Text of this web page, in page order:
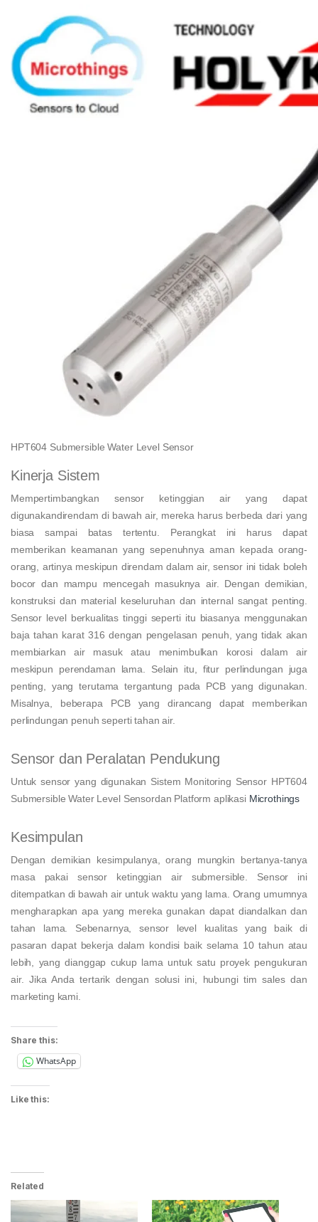
HPT604 Submersible Water Level Sensor
Kinerja Sistem
Mempertimbangkan sensor ketinggian air yang dapat
digunakandirendam di bawah air, mereka harus berbeda dari yang
biasa sampai batas tertentu. Perangkat ini harus dapat
memberikan keamanan yang sepenuhnya aman kepada orang-
orang, artinya meskipun direndam dalam air, sensor ini tidak boleh
bocor dan mampu mencegah masuknya air. Dengan demikian,
konstruksi dan material keseluruhan dan internal sangat penting.
Sensor level berkualitas tinggi seperti itu biasanya menggunakan
baja tahan karat 316 dengan pengelasan penuh, yang tidak akan
membiarkan air masuk atau menimbulkan korosi dalam air
meskipun perendaman lama. Selain itu, fitur perlindungan juga
penting, yang terutama tergantung pada PCB yang digunakan.
Misalnya, beberapa PCB yang dirancang dapat memberikan
perlindungan penuh seperti tahan air.
Sensor dan Peralatan Pendukung
Untuk sensor yang digunakan Sistem Monitoring Sensor HPT604
Submersible Water Level Sensordan Platform aplikasi Microthings
Kesimpulan
Dengan demikian kesimpulanya, orang mungkin bertanya-tanya
masa pakai sensor ketinggian air submersible. Sensor ini
ditempatkan di bawah air untuk waktu yang lama. Orang umumnya
mengharapkan apa yang mereka gunakan dapat diandalkan dan
tahan lama. Sebenarnya, sensor level kualitas yang baik di
pasaran dapat bekerja dalam kondisi baik selama 10 tahun atau
lebih, yang dianggap cukup lama untuk satu proyek pengukuran
air.Jika Anda tertarik dengan solusi ini, hubungi tim sales dan
marketing kami.
Share this:
WhatsApp
Like this:
Related